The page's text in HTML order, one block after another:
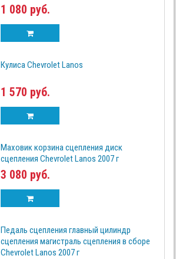
1 080 руб.
Кулиса Chevrolet Lanos
1 570 руб.
Маховик корзина сцепления диск
сцепления Chevrolet Lanos 2007 г
3 080 руб.
Педаль сцепления главный цилиндр
сцепления магистраль сцепления в сборе
Chevrolet Lanos 2007 г